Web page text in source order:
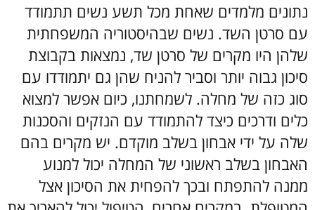
נתונים מלמדים שאחת מכל תשע נשים תתמודד
עם סרטן השד. נשים שבהיסטוריה המשפחתית
שלהן היו מקרים של סרטן שד, נמצאות בקבוצת
סיכון גבוה יותר וסביר להניח שהן גם יתמודדו עם
סוג כזה של מחלה. לשמחתנו, כיום אפשר למצוא
כלים ודרכים כיצד להתמודד עם הנזקים והסכנות
שלה על ידי אבחון בשלב מוקדם. יש מקרים בהם
האבחון בשלב ראשוני של המחלה יכול למנוע
ממנה להתפתח ובכך להפחית את הסיכון אצל